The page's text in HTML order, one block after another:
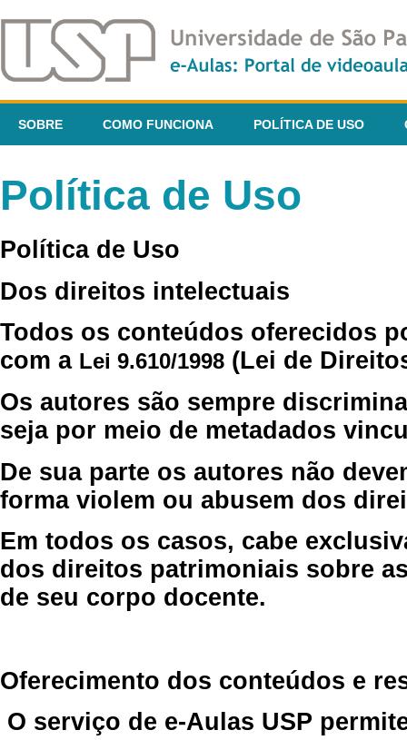
SOBRE COMO FUNCIONA POLÍTICA DE USO
Política de Uso
Política de Uso
Dos direitos intelectuais
Todos os conteúdos oferecidos
com a Lei 9.610/1998 (Lei de
Os autores são sempre
seja por meio de metadados
De sua parte os autores não
forma violem ou abusem dos
Em todos os casos, cabe
dos direitos patrimoniais sobre
de seu corpo docente.
Oferecimento dos conteúdos e
O serviço de e-Aulas USP